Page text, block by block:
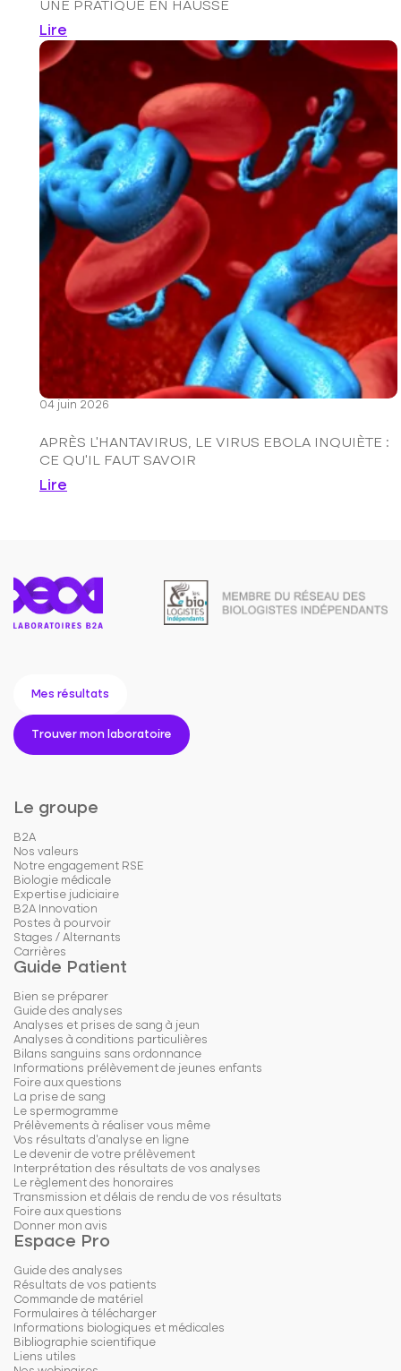
UNE PRATIQUE EN HAUSSE
Lire
04 juin 2026
APRÈS L’HANTAVIRUS, LE VIRUS EBOLA INQUIÈTE :
CE QU’IL FAUT SAVOIR
Lire
Guide Patient
Bien se préparer
Guide des analyses
Analyses et prises de sang à jeun
Analyses à conditions particulières
Bilans sanguins sans ordonnance
Informations prélèvement de jeunes enfants
Foire aux questions
La prise de sang
Le spermogramme
Prélèvements à réaliser vous même
Vos résultats d'analyse en ligne
Le devenir de votre prélèvement
Interprétation des résultats de vos analyses
Le règlement des honoraires
Transmission et délais de rendu de vos résultats
Foire aux questions
Donner mon avis
Espace Pro
Guide des analyses
Résultats de vos patients
Commande de matériel
Formulaires à télécharger
Informations biologiques et médicales
Bibliographie scientifique
Liens utiles
Mes résultats
Trouver mon laboratoire
Le groupe
B2A
Nos valeurs
Notre engagement RSE
Biologie médicale
Expertise judiciaire
B2A Innovation
Postes à pourvoir
Stages / Alternants
Carrières